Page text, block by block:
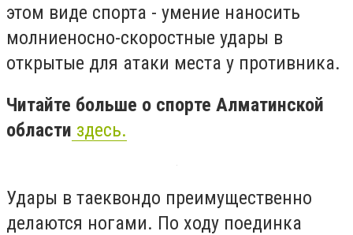
этом виде спорта - умение наносить
молниеносно-скоростные удары в
открытые для атаки места у противника.
Читайте больше о спорте Алматинской
области здесь.
Удары в таеквондо преимущественно
делаются ногами. По ходу поединка